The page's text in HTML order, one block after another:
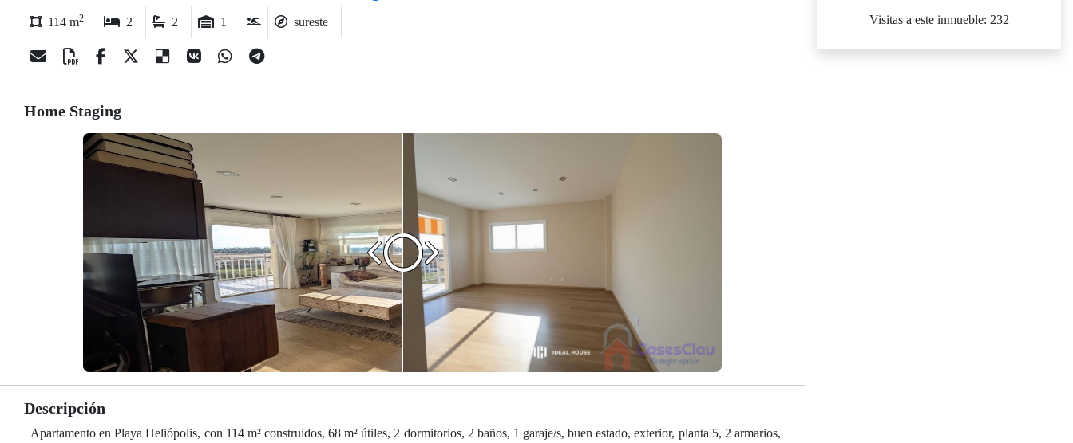
114 m2 2 2 1 sureste
Home Staging
Descripción
Apartamento en Playa Heliópolis, con 114 m² construidos, 68 m² útiles, 2 dormitorios, 2 baños, 1 garaje/s, buen estado, exterior, planta 5, 2 armarios,
Visitas a este inmueble: 232